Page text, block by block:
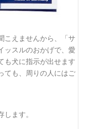
こえませんから、「サ
ッスルのおかげで、愛
も犬に指示が出せます
ても、周りの人にはご
ます。